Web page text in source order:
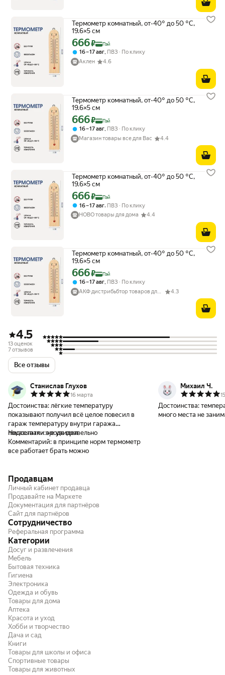
Термометр комнатный, от-40° до 50 °C,
19.6×5 см
Цена с картой Яндекс Пэй 666 ₽ вместо
666₽ Пэй
16 – 17 авг, ПВЗ
По клику
Аклен
4.6
Термометр комнатный, от-40° до 50 °C,
19.6×5 см
Цена с картой Яндекс Пэй 666 ₽ вместо
666₽ Пэй
16 – 17 авг ПВЗ
По клику
Магазин товары все для Вас
4.4
Термометр комнатный, от-40° до 50 °C,
19.6×5 см
Цена с картой Яндекс Пэй 666 ₽ вместо
666₽ Пэй
16 – 17 авг, ПВЗ
По клику
НОВО товары для дома
4.4
Термометр комнатный, от-40° до 50 °C,
19.6×5 см
Цена с картой Яндекс Пэй 666 ₽ вместо
666₽ Пэй
16 – 17 авг, ПВЗ
По клику
АКФ дистрибьбтор товаров для дома
4.3
4.5
13 оценок
7 отзывов
Все отзывы
Станислав Глухов
16 марта
Достоинства: лёгкие температуру
показывают получил всё целое повесил в
гараж температуру внутри гаража
показывали вроде правельно
Недостатки: не увидел
Комментарий: в принципе норм термометр
все работает брать можно
Михаил Ч.
Достоинства:
много места не
Продавцам
Личный кабинет продавца
Продавайте на Маркете
Документация для партнёров
Сайт для партнёров
Сотрудничество
Реферальная программа
Категории
Досуг и развлечения
Мебель
Бытовая техника
Гигиена
Электроника
Одежда и обувь
Товары для дома
Аптека
Красота и уход
Хобби и творчество
Дача и сад
Книги
Товары для школы и офиса
Спортивные товары
Товары для животных